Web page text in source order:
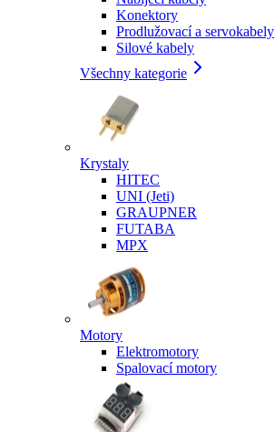
Konektory
Prodlužovací a servokabely
Silové kabely
Všechny kategorie
Krystaly
HITEC
UNI (Jeti)
GRAUPNER
FUTABA
MPX
Motory
Elektromotory
Spalovací motory